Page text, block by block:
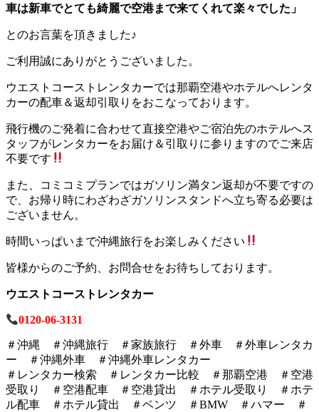
車は新車でとても綺麗で空港まで来てくれて楽々でした」
とのお言葉を頂きました♪
ご利用誠にありがとうございました。
ウエストコーストレンタカーでは那覇空港やホテルへレンタ
カーの配車＆返却引取りをおこなっております。
飛行機のご発着に合わせて直接空港やご宿泊先のホテルへス
タッフがレンタカーをお届け＆引取りに参りますのでご来店
不要です
また、コミコミプランではガソリン満タン返却が不要ですの
で、お帰り時にわざわざガソリンスタンドへ立ち寄る必要は
ございません。
時間いっぱいまで沖縄旅行をお楽しみください
皆様からのご予約、お問合せをお待ちしております。
ウエストコーストレンタカー
0120-06-3131
＃沖縄 ＃沖縄旅行 ＃家族旅行 ＃外車 ＃外車レンタカ
ー ＃沖縄外車 ＃沖縄外車レンタカー
＃レンタカー検索 ＃レンタカー比較 ＃那覇空港 ＃空港
受取り ＃空港配車 ＃空港貸出 ＃ホテル受取り ＃ホテ
ル配車 ＃ホテル貸出 ＃ベンツ ＃BMW ＃ハマー ＃